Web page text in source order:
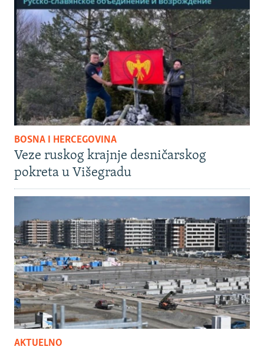
BOSNA I HERCEGOVINA
Veze ruskog krajnje desničarskog
pokreta u Višegradu
AKTUELNO